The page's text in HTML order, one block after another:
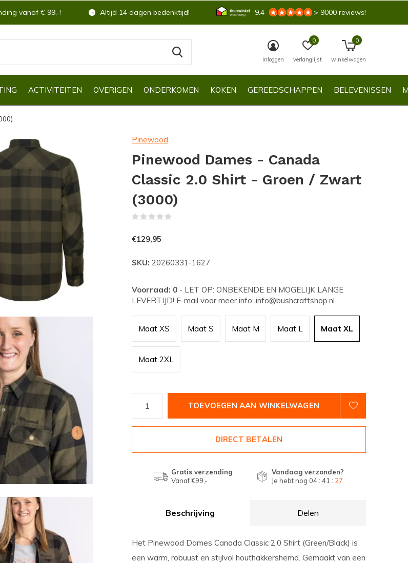
ACTIVITEITEN OVERIGEN ONDERKOMEN KOKEN GEREEDSCHAPPEN BELEVENISSEN
inloggen verlanglijst
0
winkelwagen
0
vanaf € 99,-! Altijd 14 dagen bedenktijd! 9.4 > 9000 reviews!
Pinewood
Pinewood Dames - Canada
Classic 2.0 Shirt - Groen / Zwart
(3000)
€129,95
SKU: 20260331-1627
Voorraad: 0 - LET OP: ONBEKENDE EN MOGELIJK LANGE
LEVERTIJD! E-mail voor meer info: info@bushcraftshop.nl
Maat XS Maat S Maat M Maat L Maat XL
Maat 2XL
TOEVOEGEN AAN WINKELWAGEN
DIRECT BETALEN
Gratis verzending
Vanaf €99,-
Vandaag verzonden?
Je hebt nog 04 : 41 : 26
Beschrijving Delen
Het Pinewood Dames Canada Classic 2.0 Shirt (Green/Black) is
een warm, robuust en stijlvol houthakkershemd. Gemaakt van een